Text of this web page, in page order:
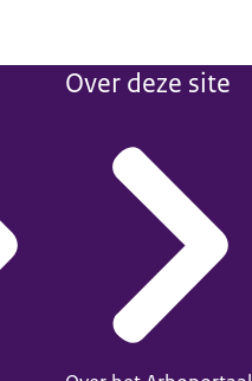
Over deze site